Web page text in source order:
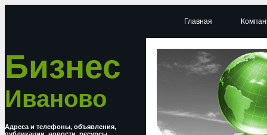
Бизнес
Иваново
Адреса и телефоны, объявления,
Главная